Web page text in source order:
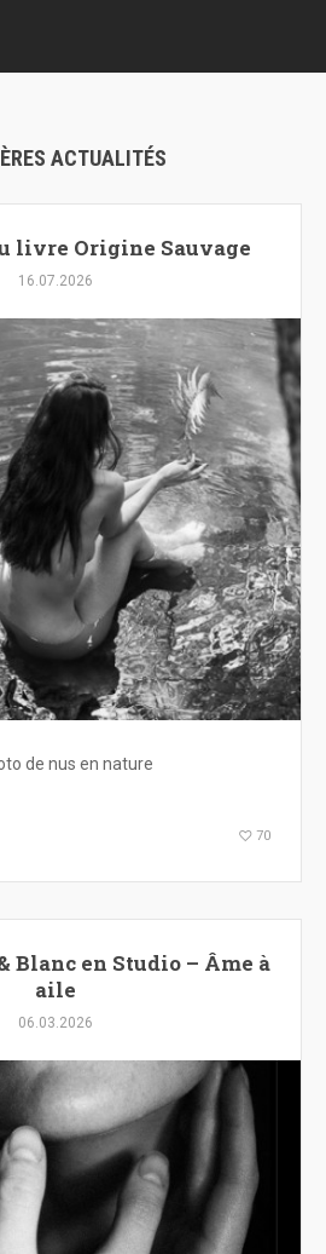
ACTUALITÉS
livre Origine Sauvage
16.07.2026
de nus en nature
70
Blanc en Studio – Âme à
aile
06.03.2026